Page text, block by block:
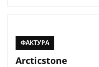
ФАКТУРА
Arcticstone